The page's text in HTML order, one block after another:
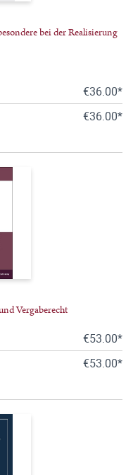
bei der Realisierung
€36.00*
€36.00*
Vergaberecht
€53.00*
€53.00*